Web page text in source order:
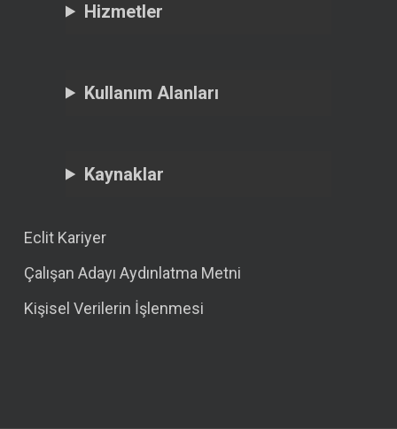
Hizmetler
Kullanım Alanları
Kaynaklar
Eclit Kariyer
Çalışan Adayı Aydınlatma Metni
Kişisel Verilerin İşlenmesi